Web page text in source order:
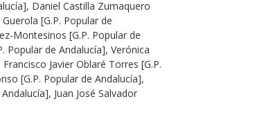
Daniel Castilla Zumaquero
[G.P. Popular de
Montesinos [G.P. Popular de
Popular de Andalucía], Verónica
Javier Oblaré Torres [G.P.
[G.P. Popular de Andalucía],
Juan José Salvador